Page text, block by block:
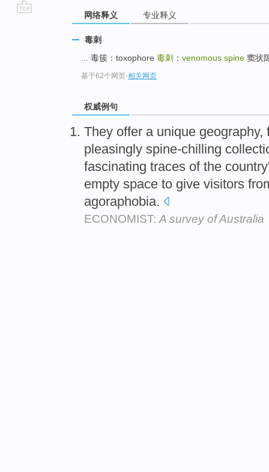
网络释义 专业释义
毒刺
... 毒簇：toxophore 毒刺 ： venomous spine 窦状
基于62个网页-相关网页
权威例句
They offer a unique
pleasingly spine-chilling
fascinating traces of the
empty space to give visitors
agoraphobia.
ECONOMIST:A survey of Australia